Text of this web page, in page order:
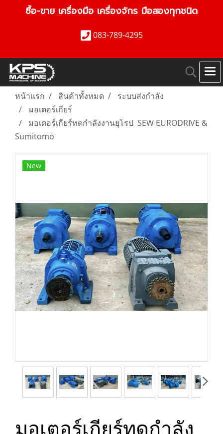
ซื้อ-ขาย เครื่องมือ เครื่องจักร มือสองทุกชนิด
083-789-4295
หน้าแรก สินค้าทั้งหมด
ระบบส่งกำลัง
มอเตอร์เกียร์
มอเตอร์เกียร์ทดกำลังงานยุโรป SEW EURODRIVE &
Sumitomo
New
มอเตอร์เกียร์ทดกำลัง